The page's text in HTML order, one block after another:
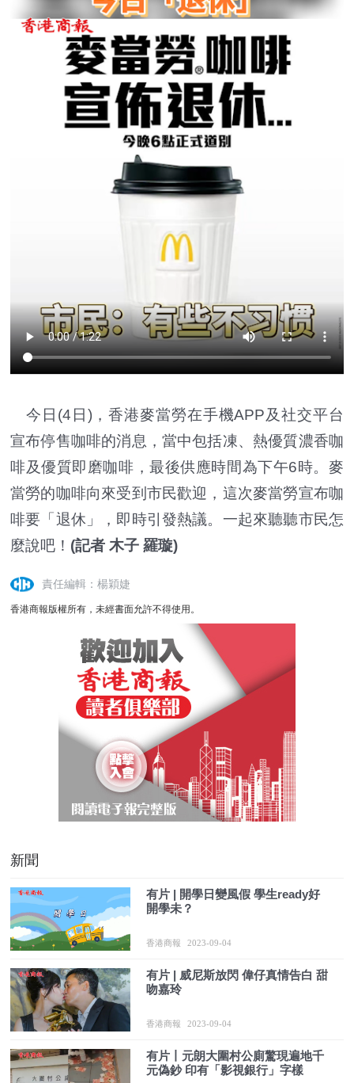
今日(4日)，香港麥當勞在手機APP及社交平台
宣布停售咖啡的消息，當中包括凍、熱優質濃香咖
啡及優質即磨咖啡，最後供應時間為下午6時。麥
當勞的咖啡向來受到市民歡迎，這次麥當勞宣布咖
啡要「退休」，即時引發熱議。一起來聽聽市民怎
麼說吧！ (記者 木子 羅璇)
責任編輯：楊穎婕
香港商報版權所有，未經書面允許不得使用。
新聞
有片 | 開學日變風假 學生ready好
開學未？
香港商報 2023-09-04
有片 | 威尼斯放閃 偉仔真情告白 甜
吻嘉玲
香港商報 2023-09-04
有片丨元朗大圍村公廁驚現遍地千
元偽鈔 印有「影視銀行」字樣